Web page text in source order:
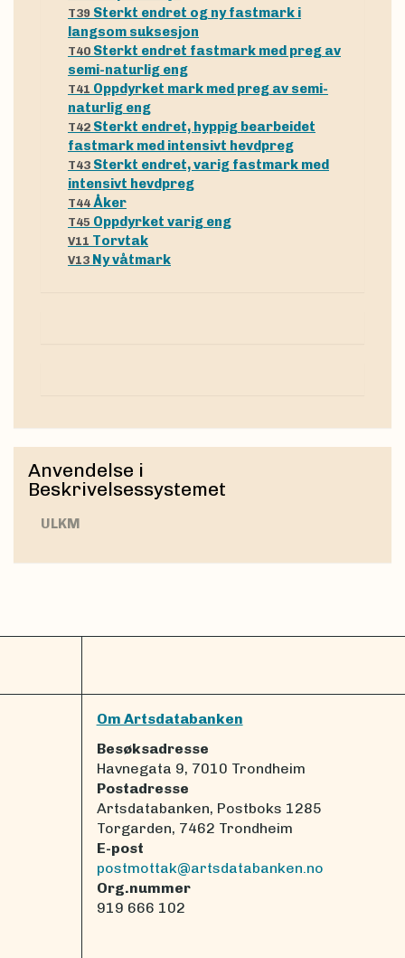
T39 Sterkt endret og ny fastmark i
langsom suksesjon
T40 Sterkt endret fastmark med preg av
semi-naturlig eng
T41 Oppdyrket mark med preg av semi-
naturlig eng
T42 Sterkt endret, hyppig bearbeidet
fastmark med intensivt hevdpreg
T43 Sterkt endret, varig fastmark med
intensivt hevdpreg
T44 Åker
T45 Oppdyrket varig eng
V11 Torvtak
V13 Ny våtmark
Anvendelse i
Beskrivelsessystemet
uLKM
Om Artsdatabanken
Besøksadresse
Havnegata 9, 7010 Trondheim
Postadresse
Artsdatabanken, Postboks 1285
Torgarden, 7462 Trondheim
E-post
postmottak@artsdatabanken.no
Org.nummer
919 666 102